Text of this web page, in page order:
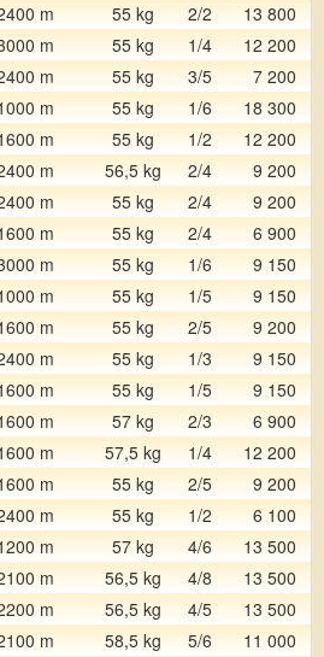
m 55 kg 2/2 13 800
m 55 kg 1/4 12 200
m 55 kg 3/5 7 200
m 55 kg 1/6 18 300
m 55 kg 1/2 12 200
m 56,5 kg 2/4 9 200
m 55 kg 2/4 9 200
m 55 kg 2/4 6 900
m 55 kg 1/6 9 150
m 55 kg 1/5 9 150
m 55 kg 2/5 9 200
m 55 kg 1/3 9 150
m 55 kg 1/5 9 150
m 57 kg 2/3 6 900
m 57,5 kg 1/4 12 200
m 55 kg 2/5 9 200
m 55 kg 1/2 6 100
m 57 kg 4/6 13 500
m 56,5 kg 4/8 13 500
m 56,5 kg 4/5 13 500
m 58,5 kg 5/6 11 000